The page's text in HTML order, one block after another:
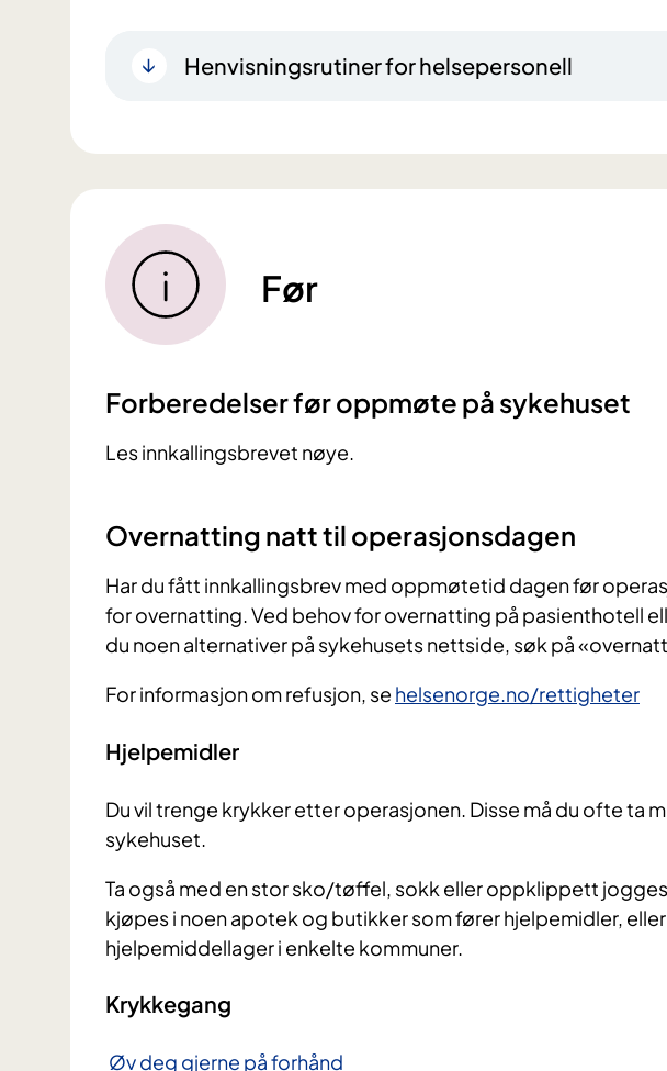
Henvisningsrutiner for helsepersonell
Før
Forberedelser før oppmøte på sykehuset
Les innkallingsbrevet nøye.
Overnatting natt til operasjonsdagen
Har du fått innkallingsbrev med oppmøtetid dagen før
for overnatting. Ved behov for overnatting på pasienthotell
du noen alternativer på sykehusets nettside, søk på
For informasjon om refusjon, se helsenorge.no/rettigheter
Hjelpemidler
Du vil trenge krykker etter operasjonen. Disse må du ofte ta
sykehuset.
Ta også med en stor sko/tøffel, sokk eller oppklippett
kjøpes i noen apotek og butikker som fører hjelpemidler, eller
hjelpemiddellager i enkelte kommuner.
Krykkegang
Øv deg gjerne på forhånd